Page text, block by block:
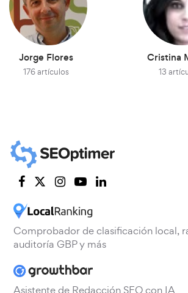
Jorge Flores
176 artículos
Cristina
13
Comprobador de clasificación local,
auditoría GBP y más
Asistente de Redacción SEO con IA